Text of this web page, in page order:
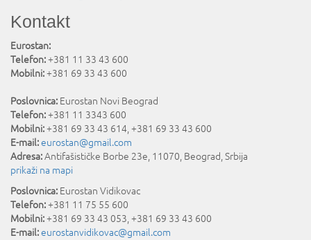
Kontakt
Eurostan:
Telefon:+381 11 33 43 600
Mobilni:+381 69 33 43 600
Poslovnica: Eurostan Novi Beograd
Telefon:+381 11 3343 600
Mobilni:+381 69 33 43 614, +381 69 33 43 600
E-mail:eurostan@gmail.com
Adresa:Antifašističke Borbe 23e, 11070, Beograd,Srbija
prikaži na mapi
Poslovnica: Eurostan Vidikovac
Telefon:+381 11 75 55 600
Mobilni:+381 69 33 43 053, +381 69 33 43 600
E-mail:eurostanvidikovac@gmail.com